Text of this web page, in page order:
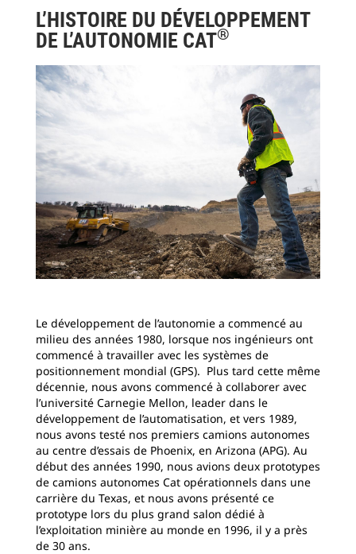
L’HISTOIRE DU DÉVELOPPEMENT
DE L’AUTONOMIE CAT®
Le développement de l’autonomie a commencé au
milieu des années 1980, lorsque nos ingénieurs ont
commencé à travailler avec les systèmes de
positionnement mondial (GPS). Plus tard cette même
décennie, nous avons commencé à collaborer avec
l’université Carnegie Mellon, leader dans le
développement de l’automatisation, et vers 1989,
nous avons testé nos premiers camions autonomes
au centre d’essais de Phoenix, en Arizona (APG). Au
début des années 1990, nous avions deux prototypes
de camions autonomes Cat opérationnels dans une
carrière du Texas, et nous avons présenté ce
prototype lors du plus grand salon dédié à
l’exploitation minière au monde en 1996, il y a près
de 30 ans.